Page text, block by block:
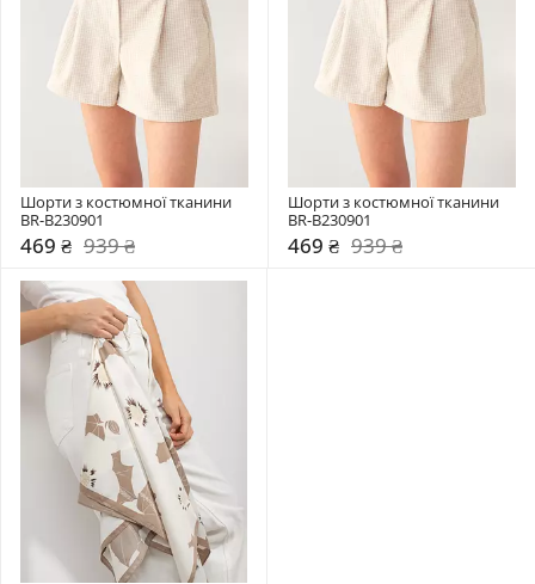
Шорти з костюмної тканини
BR-B230901
469 ₴ 939 ₴
Шорти з костюмної тканини
BR-B230901
469 ₴ 939 ₴